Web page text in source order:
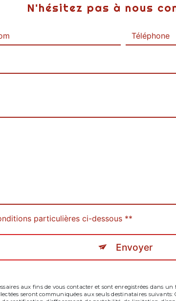
N'hésitez pas à nous
particulières ci-dessous **
Envoyer
aux fins de vous contacter et sont enregistrées dans
seront communiquées aux seuls destinataires